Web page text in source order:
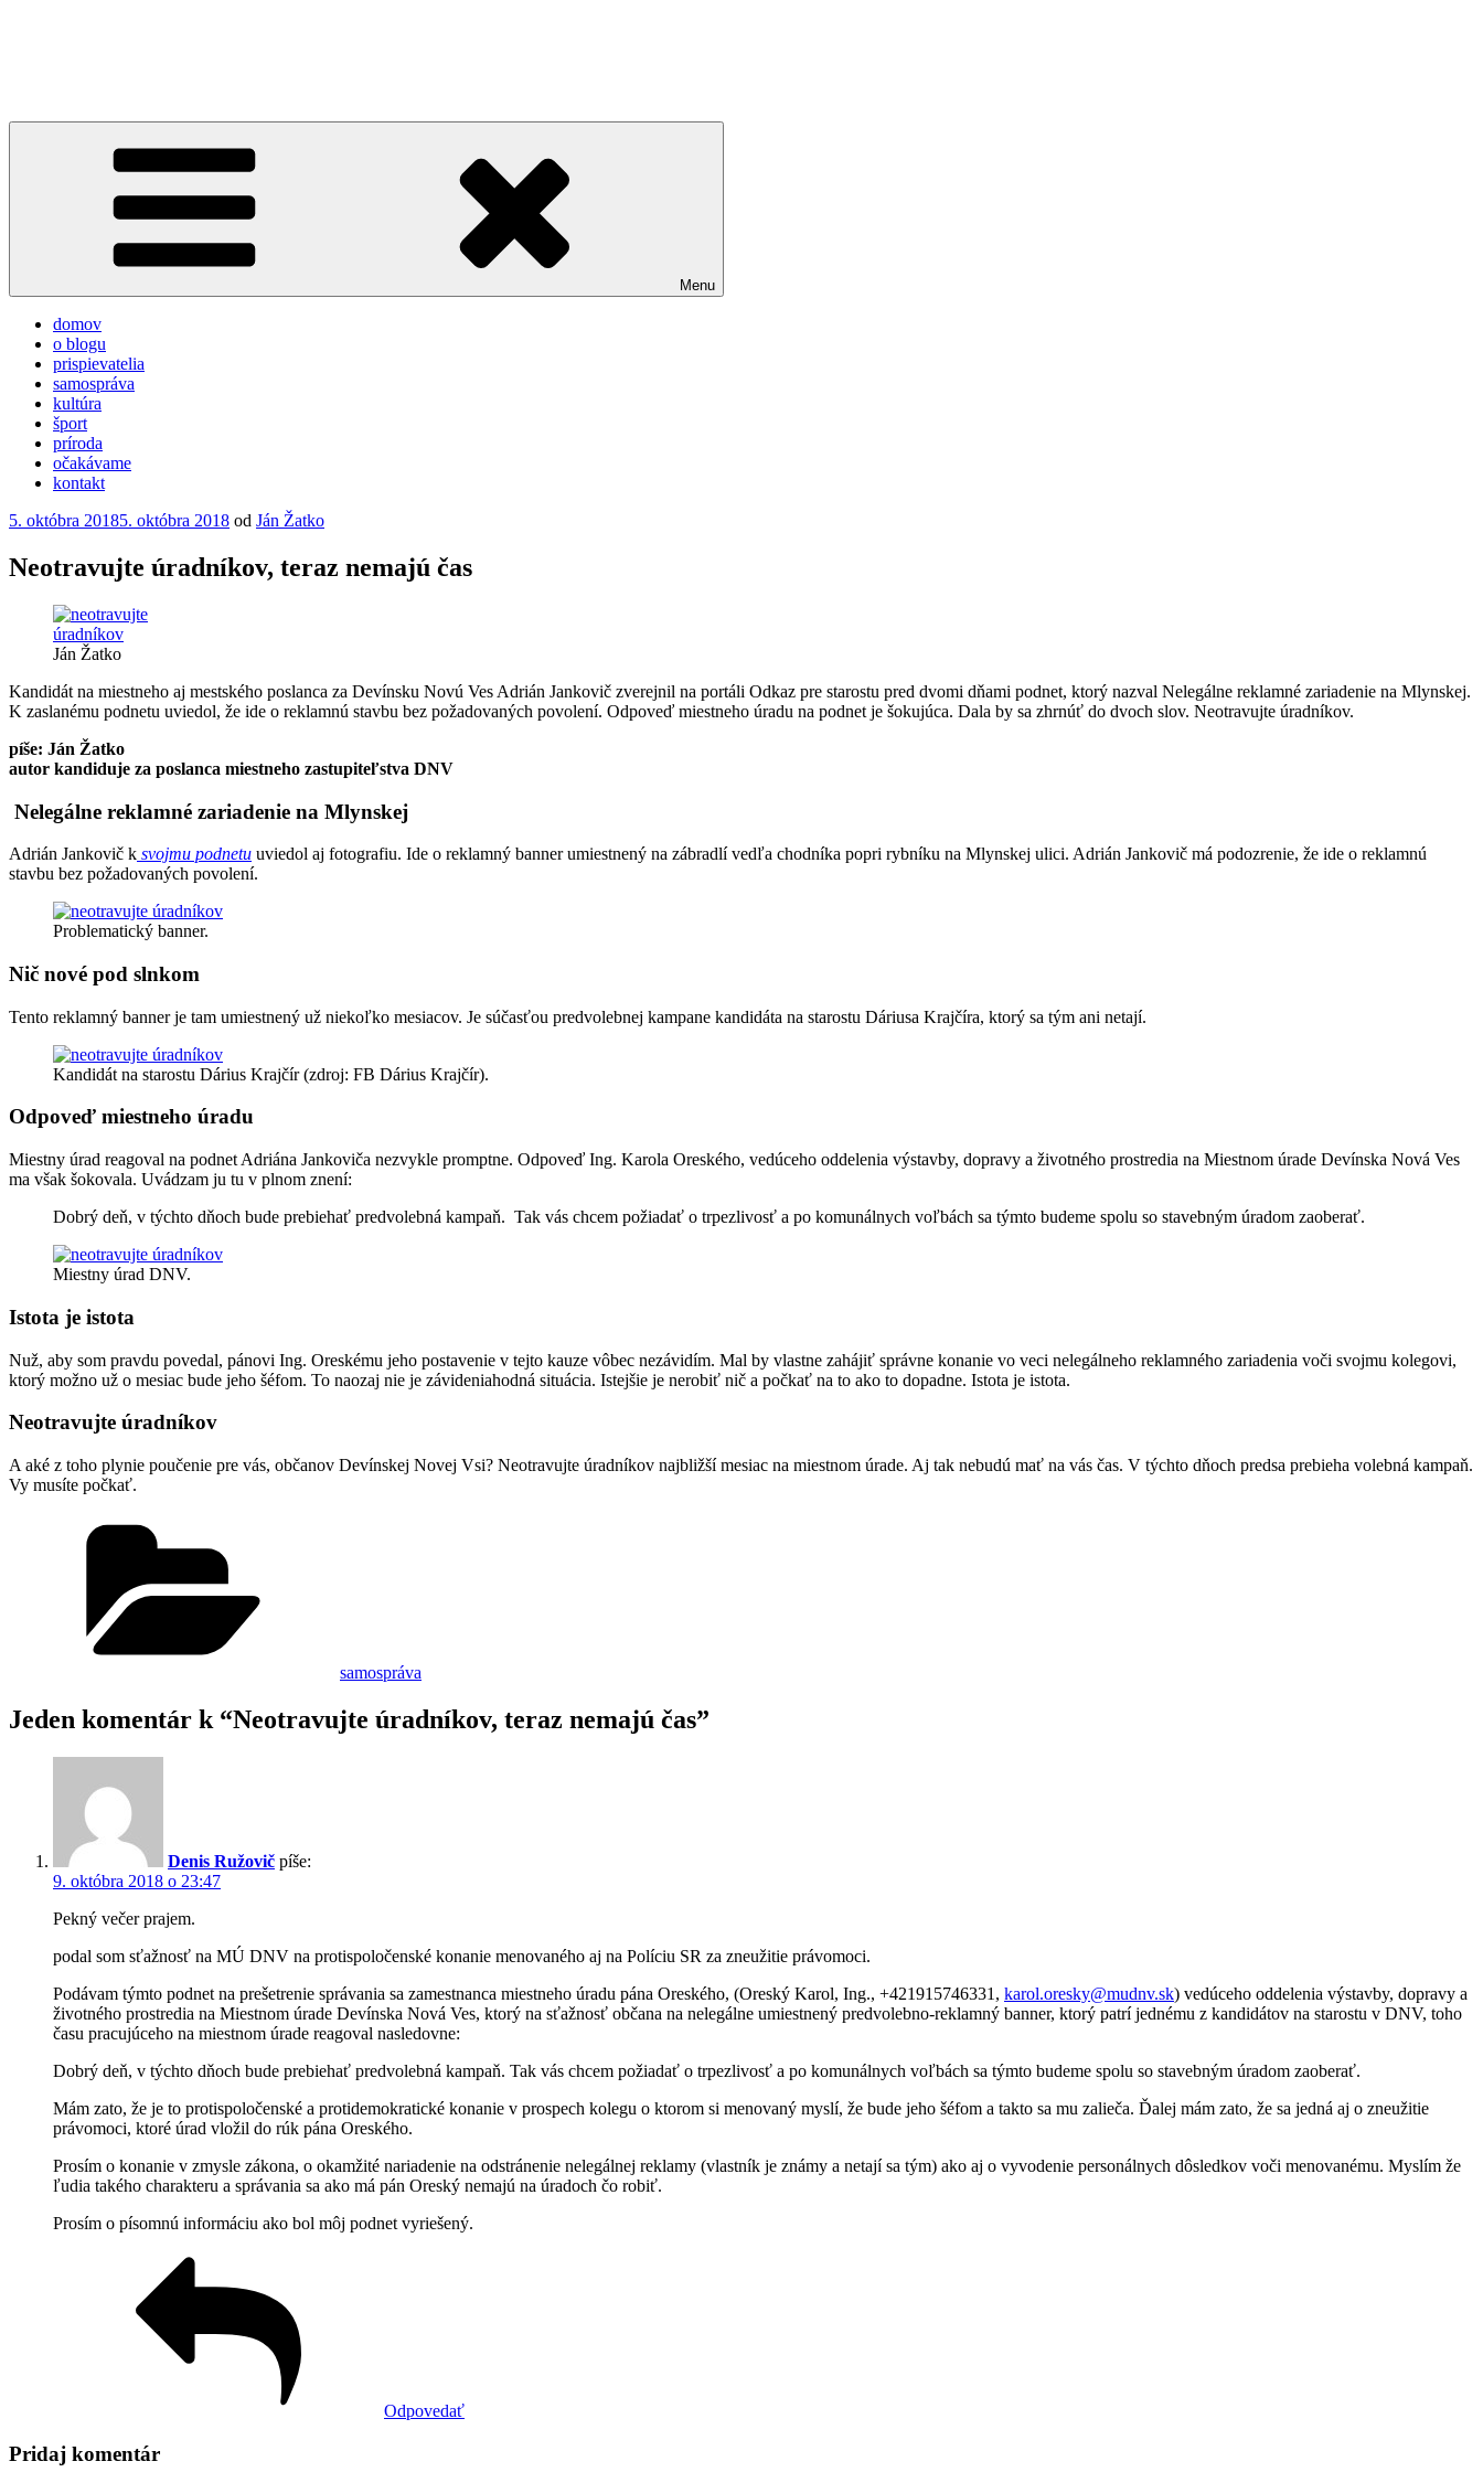
Menu
domov
o blogu
prispievatelia
samospráva
kultúra
šport
príroda
očakávame
kontakt
Publikované
5. októbra 20185. októbra 2018 od Ján Žatko
Neotravujte úradníkov, teraz nemajú čas
Ján Žatko
Kandidát na miestneho aj mestského poslanca za Devínsku Novú Ves Adrián Jankovič zverejnil na portáli Odkaz pre starostu pred dvomi dňami podnet, ktorý nazval Nelegálne reklamné zariadenie na Mlynskej.
K zaslanému podnetu uviedol, že ide o reklamnú stavbu bez požadovaných povolení. Odpoveď miestneho úradu na podnet je šokujúca. Dala by sa zhrnúť do dvoch slov. Neotravujte úradníkov.
píše: Ján Žatko
autor kandiduje za poslanca miestneho zastupiteľstva DNV
Nelegálne reklamné zariadenie na Mlynskej
Adrián Jankovič k svojmu podnetu uviedol aj fotografiu. Ide o reklamný banner umiestnený na zábradlí vedľa chodníka popri rybníku na Mlynskej ulici. Adrián Jankovič má podozrenie, že ide o reklamnú
stavbu bez požadovaných povolení.
Problematický banner.
Nič nové pod slnkom
Tento reklamný banner je tam umiestnený už niekoľko mesiacov. Je súčasťou predvolebnej kampane kandidáta na starostu Dáriusa Krajčíra, ktorý sa tým ani netají.
Kandidát na starostu Dárius Krajčír (zdroj: FB Dárius Krajčír).
Odpoveď miestneho úradu
Miestny úrad reagoval na podnet Adriána Jankoviča nezvykle promptne. Odpoveď Ing. Karola Oreského, vedúceho oddelenia výstavby, dopravy a životného prostredia na Miestnom úrade Devínska Nová Ves
ma však šokovala. Uvádzam ju tu v plnom znení:
Dobrý deň, v týchto dňoch bude prebiehať predvolebná kampaň. Tak vás chcem požiadať o trpezlivosť a po komunálnych voľbách sa týmto budeme spolu so stavebným úradom zaoberať.
Miestny úrad DNV.
Istota je istota
Nuž, aby som pravdu povedal, pánovi Ing. Oreskému jeho postavenie v tejto kauze vôbec nezávidím. Mal by vlastne zahájiť správne konanie vo veci nelegálneho reklamného zariadenia voči svojmu kolegovi,
ktorý možno už o mesiac bude jeho šéfom. To naozaj nie je závideniahodná situácia. Istejšie je nerobiť nič a počkať na to ako to dopadne. Istota je istota.
Neotravujte úradníkov
A aké z toho plynie poučenie pre vás, občanov Devínskej Novej Vsi? Neotravujte úradníkov najbližší mesiac na miestnom úrade. Aj tak nebudú mať na vás čas. V týchto dňoch predsa prebieha volebná kampaň.
Vy musíte počkať.
samospráva
Jeden komentár k “Neotravujte úradníkov, teraz nemajú čas”
Denis Ružovič píše:
9. októbra 2018 o 23:47
Pekný večer prajem.
podal som sťažnosť na MÚ DNV na protispoločenské konanie menovaného aj na Políciu SR za zneužitie právomoci.
Podávam týmto podnet na prešetrenie správania sa zamestnanca miestneho úradu pána Oreského, (Oreský Karol, Ing., +421915746331, karol.oresky@mudnv.sk) vedúceho oddelenia výstavby, dopravy a
životného prostredia na Miestnom úrade Devínska Nová Ves, ktorý na sťažnosť občana na nelegálne umiestnený predvolebno-reklamný banner, ktorý patrí jednému z kandidátov na starostu v DNV, toho
času pracujúceho na miestnom úrade reagoval nasledovne:
Dobrý deň, v týchto dňoch bude prebiehať predvolebná kampaň. Tak vás chcem požiadať o trpezlivosť a po komunálnych voľbách sa týmto budeme spolu so stavebným úradom zaoberať.
Mám zato, že je to protispoločenské a protidemokratické konanie v prospech kolegu o ktorom si menovaný myslí, že bude jeho šéfom a takto sa mu zalieča. Ďalej mám zato, že sa jedná aj o zneužitie
právomoci, ktoré úrad vložil do rúk pána Oreského.
Prosím o konanie v zmysle zákona, o okamžité nariadenie na odstránenie nelegálnej reklamy (vlastník je známy a netají sa tým) ako aj o vyvodenie personálnych dôsledkov voči menovanému. Myslím že
ľudia takého charakteru a správania sa ako má pán Oreský nemajú na úradoch čo robiť.
Prosím o písomnú informáciu ako bol môj podnet vyriešený.
Odpovedať
Pridaj komentár